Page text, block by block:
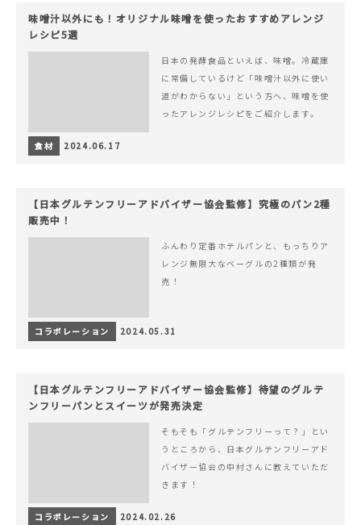
味噌汁以外にも！オリジナル味噌を使ったおすすめアレンジ
レシピ5選
日本の発酵食品といえば、味噌。冷蔵庫
に常備しているけど「味噌汁以外に使い
道がわからない」という方へ、味噌を使
ったアレンジレシピをご紹介します。
食材 2024.06.17
【日本グルテンフリーアドバイザー協会監修】究極のパン2種
販売中！
ふんわり定番ホテルパンと、もっちりア
レンジ無限大なベーグルの2種類が発
売！
コラボレーション 2024.05.31
【日本グルテンフリーアドバイザー協会監修】待望のグルテ
ンフリーパンとスイーツが発売決定
そもそも「グルテンフリーって？」とい
うところから、日本グルテンフリーアド
バイザー協会の中村さんに教えていただ
きます！
コラボレーション 2024.02.26